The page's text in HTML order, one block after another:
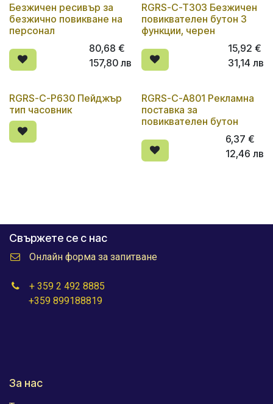
Безжичен ресивър за
безжично повикване на
персонал
80,68 €
157,80лв
RGRS-C-T303 Безжичен
повиквателен бутон 3
функции, черен
15,92 €
31,14 лв
RGRS-C-P630 Пейджър
тип часовник
RGRS-C-A801 Рекламна
поставка за
повиквателен бутон
6,37 €
12,46 лв
Свържете се с нас
Онлайн форма за запитване
+ 359 2 492 8885
+359 899188819
За нас